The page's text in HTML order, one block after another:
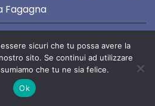
Fagagna
romanzo di Mario Pini, dal
che c'entro?"
E CASARSA SI
sicuri che tu possa avere la
sito. Se continui ad utilizzare
che tu ne sia felice.
Ok